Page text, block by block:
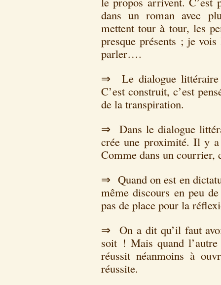
dans un roman avec
mettent tour à tour, les
presque présents ; je
parler….
⇒ Le dialogue littéraire
C’est construit, c’est
de la transpiration.
⇒ Dans le dialogue
crée une proximité. Il y a
Comme dans un courrier,
⇒ Quand on est en
même discours en peu
pas de place pour la
⇒ On a dit qu’il faut
soit ! Mais quand l’autre
réussit néanmoins à
réussite.